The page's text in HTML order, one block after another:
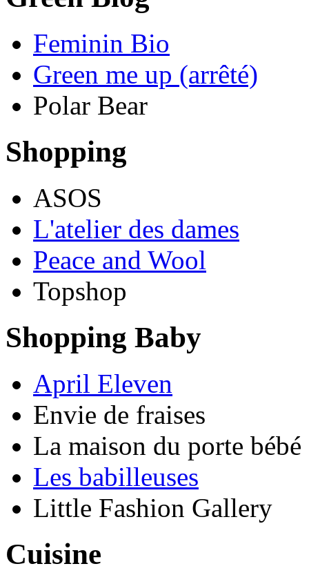
Feminin Bio
Green me up (arrêté)
Polar Bear
Shopping
ASOS
L'atelier des dames
Peace and Wool
Topshop
Shopping Baby
April Eleven
Envie de fraises
La maison du porte bébé
Les babilleuses
Little Fashion Gallery
Cuisine